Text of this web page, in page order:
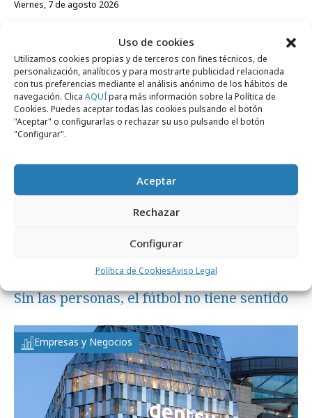
Uso de cookies
Utilizamos cookies propias y de terceros con fines técnicos, de
personalización, analíticos y para mostrarte publicidad relacionada
con tus preferencias mediante el análisis anónimo de los hábitos de
navegación. Clica AQUÍpara más información sobre la Política de
Cookies. Puedes aceptar todas las cookies pulsando el botón
"Aceptar" o configurarlas o rechazar su uso pulsando el botón
"Configurar".
Aceptar
Rechazar
Configurar
Política de CookiesAviso Legal
viernes, 7 de agosto 2026
verano, por delante del móvil
Campañas
martes, 4 de agosto 2026
Sin las personas, el fútbol no tiene sentido
Empresas y Negocios